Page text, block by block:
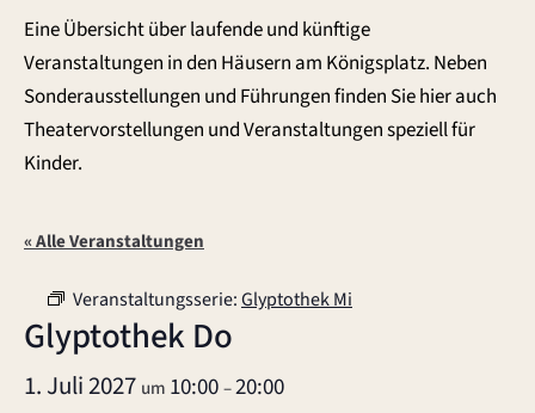
Eine Übersicht über laufende und künftige
Veranstaltungen in den Häusern am Königsplatz. Neben
Sonderausstellungen und Führungen finden Sie hier auch
Theatervorstellungen und Veranstaltungen speziell für
Kinder.
« Alle Veranstaltungen
Veranstaltungsserie:Glyptothek Mi
Glyptothek Do
1. Juli 2027 um 10:00–20:00